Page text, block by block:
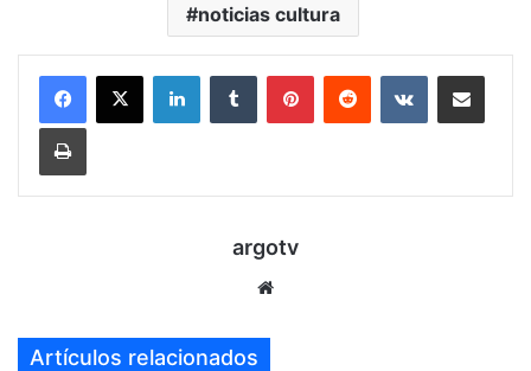
noticias cultura
LinkedInTumblr PinterestReddit VKontakteCompartir por mail
Imprimir
argotv
Artículos relacionados